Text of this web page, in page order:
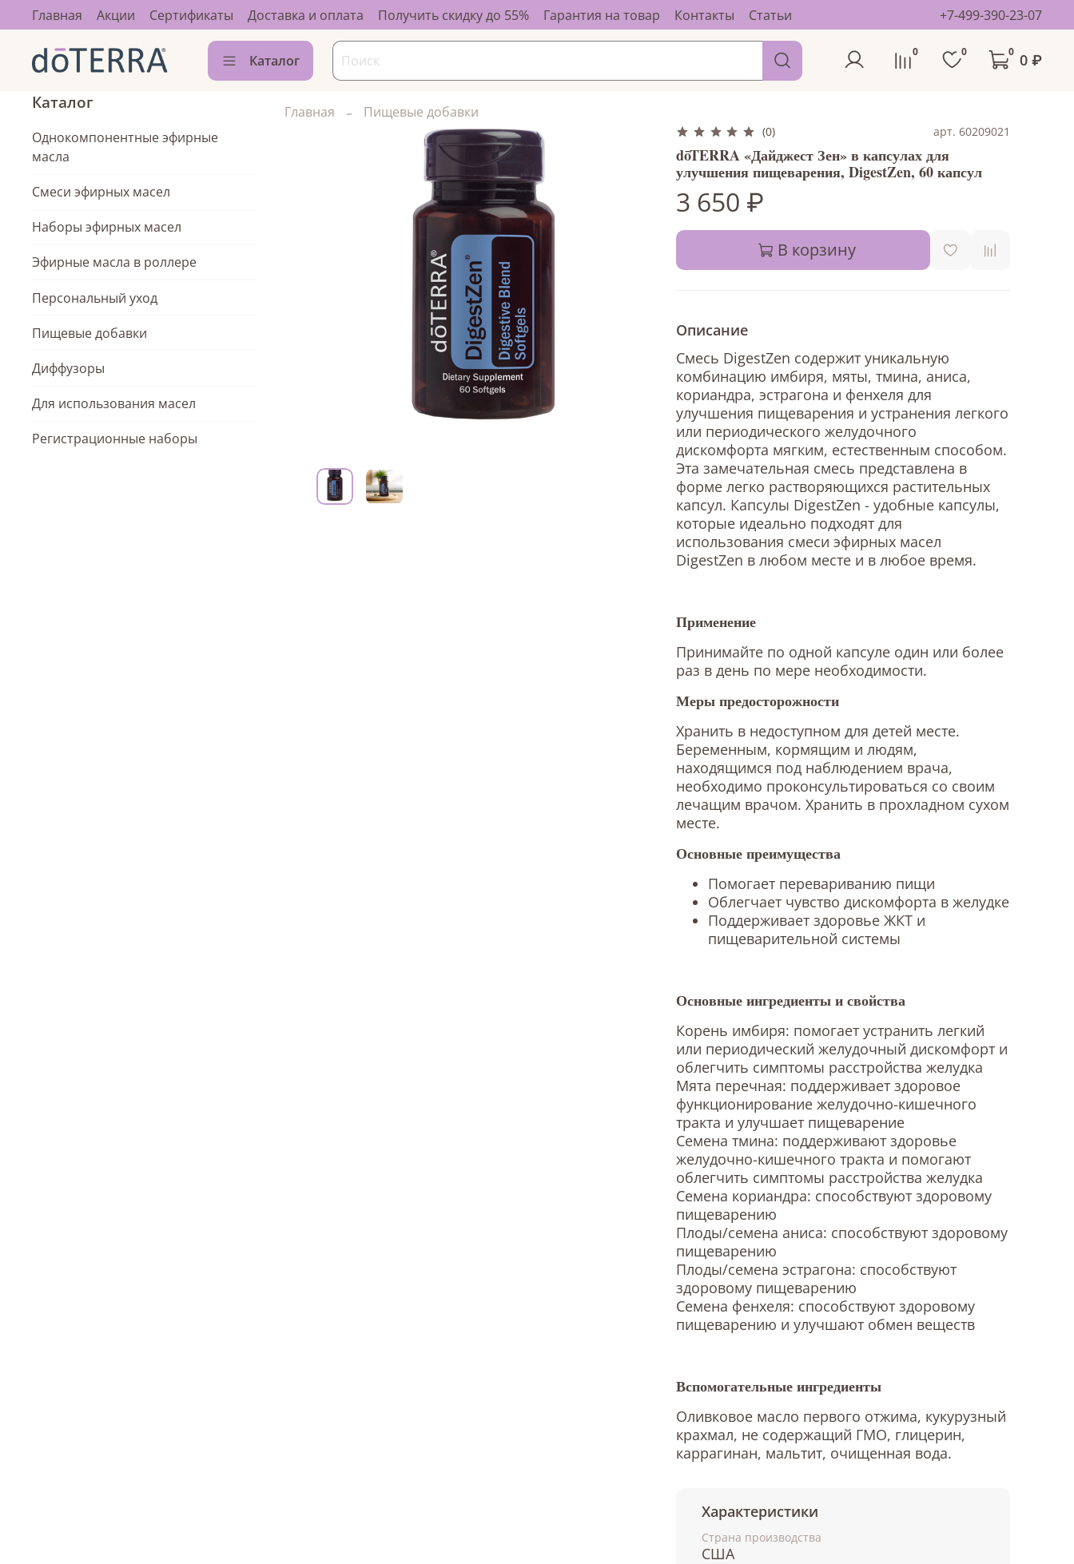
Главная Акции Сертификаты Доставка и оплата Получить скидку до 55% Гарантия на товар Контакты Статьи +7-499-390-23-07
Каталог
0 0 0 0 ₽
Главная Пищевые добавки
(0) арт. 60209021
dōTERRA «Дайджест Зен» в капсулах для
улучшения пищеварения, DigestZen, 60 капсул
3 650 ₽
В корзину
Описание
Смесь DigestZen содержит уникальную
комбинацию имбиря, мяты, тмина, аниса,
кориандра, эстрагона и фенхеля для
улучшения пищеварения и устранения легкого
или периодического желудочного
дискомфорта мягким, естественным способом.
Эта замечательная смесь представлена в
форме легко растворяющихся растительных
капсул. Капсулы DigestZen - удобные капсулы,
которые идеально подходят для
использования смеси эфирных масел
DigestZen в любом месте и в любое время.
Применение
Принимайте по одной капсуле один или более
раз в день по мере необходимости.
Меры предосторожности
Хранить в недоступном для детей месте.
Беременным, кормящим и людям,
находящимся под наблюдением врача,
необходимо проконсультироваться со своим
лечащим врачом. Хранить в прохладном сухом
месте.
Основные преимущества
Помогает перевариванию пищи
Облегчает чувство дискомфорта в желудке
Поддерживает здоровье ЖКТ и
пищеварительной системы
Основные ингредиенты и свойства
Корень имбиря: помогает устранить легкий
или периодический желудочный дискомфорт и
облегчить симптомы расстройства желудка
Мята перечная: поддерживает здоровое
функционирование желудочно-кишечного
тракта и улучшает пищеварение
Семена тмина: поддерживают здоровье
желудочно-кишечного тракта и помогают
облегчить симптомы расстройства желудка
Семена кориандра: способствуют здоровому
пищеварению
Плоды/семена аниса: способствуют здоровому
пищеварению
Плоды/семена эстрагона: способствуют
здоровому пищеварению
Семена фенхеля: способствуют здоровому
пищеварению и улучшают обмен веществ
Вспомогательные ингредиенты
Оливковое масло первого отжима, кукурузный
крахмал, не содержащий ГМО, глицерин,
каррагинан, мальтит, очищенная вода.
Характеристики
Страна производства
США
Каталог
Однокомпонентные эфирные
масла
Смеси эфирных масел
Наборы эфирных масел
Эфирные масла в роллере
Персональный уход
Пищевые добавки
Диффузоры
Для использования масел
Регистрационные наборы